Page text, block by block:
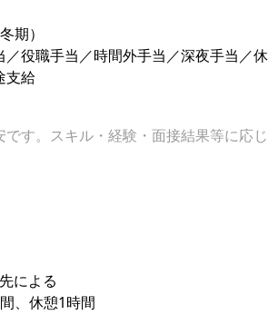
期）
／役職手当／時間外手当／深夜手当／
支給
です。スキル・経験・面接結果等に応
による
、休憩1時間